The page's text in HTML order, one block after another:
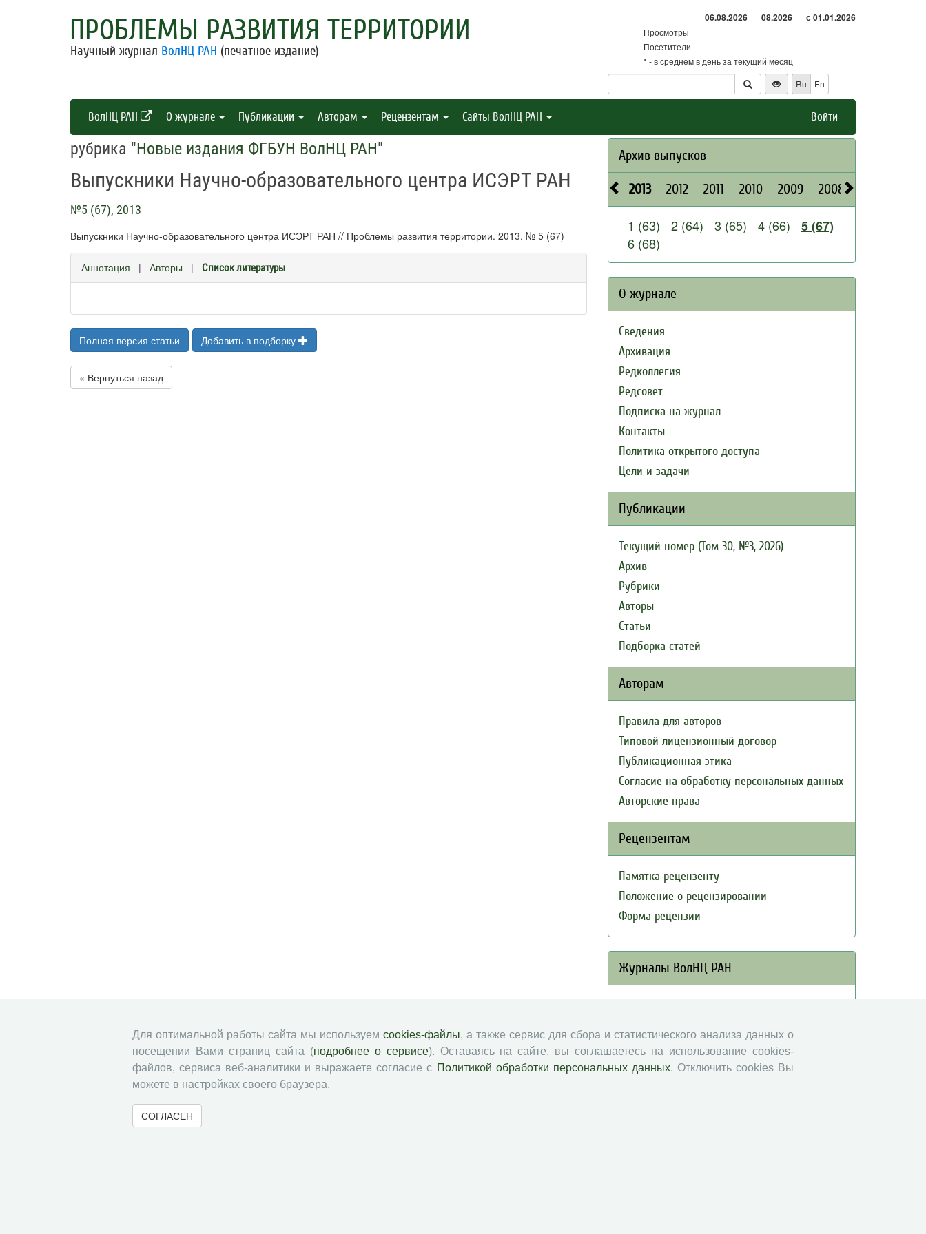
ПРОБЛЕМЫ РАЗВИТИЯ ТЕРРИТОРИИ
Научный журнал ВолНЦ РАН (печатное издание)
06.08.2026 08.2026 с 01.01.2026
Просмотры
Посетители
* - в среднем в день за текущий месяц
Ru
En
ВолНЦ РАН О журнале Публикации Авторам Рецензентам Сайты ВолНЦ РАН Войти
рубрика "Новые издания ФГБУН ВолНЦ РАН"
Выпускники Научно-образовательного центра ИСЭРТ РАН
№5 (67), 2013
Выпускники Научно-образовательного центра ИСЭРТ РАН // Проблемы развития территории. 2013. № 5 (67)
Аннотация | Авторы | Список литературы
Полная версия статьи Добавить в подборку
« Вернуться назад
Архив выпусков
2013 2012 2011 2010 2009 2008
1 (63) 2 (64) 3 (65) 4 (66)
5 (67)
6 (68)
О журнале
Сведения
Архивация
Редколлегия
Редсовет
Подписка на журнал
Контакты
Политика открытого доступа
Цели и задачи
Публикации
Текущий номер (Том 30, №3, 2026)
Архив
Рубрики
Авторы
Статьи
Подборка статей
Авторам
Правила для авторов
Типовой лицензионный договор
Публикационная этика
Согласие на обработку персональных данных
Авторские права
Рецензентам
Памятка рецензенту
Положение о рецензировании
Форма рецензии
Журналы ВолНЦ РАН
Вопросы территориального развития
Социальное пространство
Для оптимальной работы сайта мы используем cookies-файлы, а также сервис для сбора и статистического анализа данных о
посещении Вами страниц сайта (подробнее о сервисе). Оставаясь на сайте, вы соглашаетесь на использование cookies-
файлов, сервиса веб-аналитики и выражаете согласие с Политикой обработки персональных данных. Отключить cookies Вы
можете в настройках своего браузера.
СОГЛАСЕН